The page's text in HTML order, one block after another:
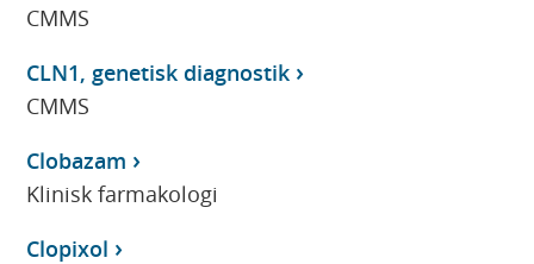
CMMS
CLN1, genetisk diagnostik
CMMS
Clobazam
Klinisk farmakologi
Clopixol